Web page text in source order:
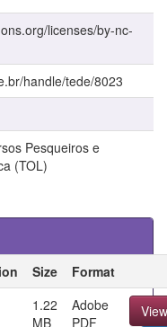
licenses/by-nc-
handle/tede/8023
Pesqueiros e
(TOL)
Size
Format
1.22
MB
Adobe
PDF